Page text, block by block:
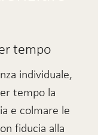
tempo
individuale,
tempo la
e colmare le
fiducia alla